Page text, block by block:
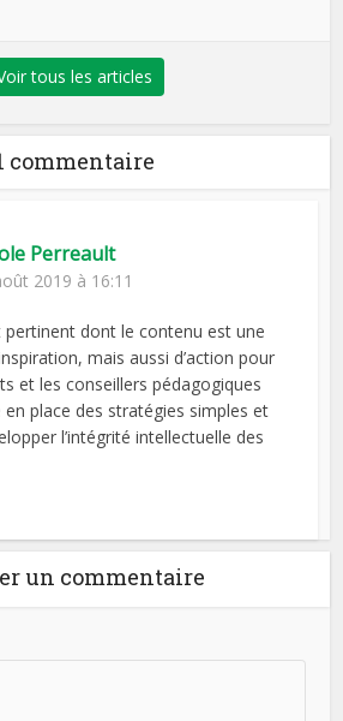
tous les articles
commentaire
Perreault
2019 à 16:11
dont le contenu est une
mais aussi d’action pour
et les conseillers pédagogiques
place des stratégies simples et
l’intégrité intellectuelle des
un commentaire